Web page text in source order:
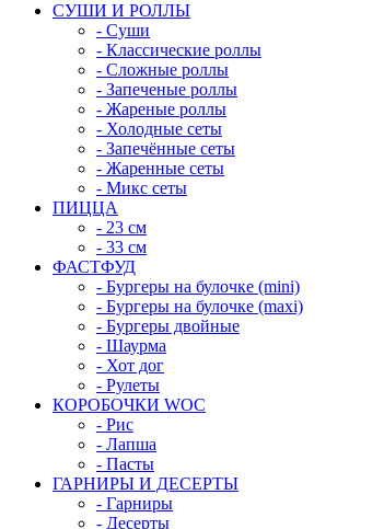
СУШИ И РОЛЛЫ
- Суши
- Классические роллы
- Сложные роллы
- Запеченые роллы
- Жареные роллы
- Холодные сеты
- Запечённые сеты
- Жаренные сеты
- Микс сеты
ПИЦЦА
- 23 см
- 33 см
ФАСТФУД
- Бургеры на булочке (mini)
- Бургеры на булочке (maxi)
- Бургеры двойные
- Шаурма
- Хот дог
- Рулеты
КОРОБОЧКИ WOC
- Рис
- Лапша
- Пасты
ГАРНИРЫ И ДЕСЕРТЫ
- Гарниры
- Десерты